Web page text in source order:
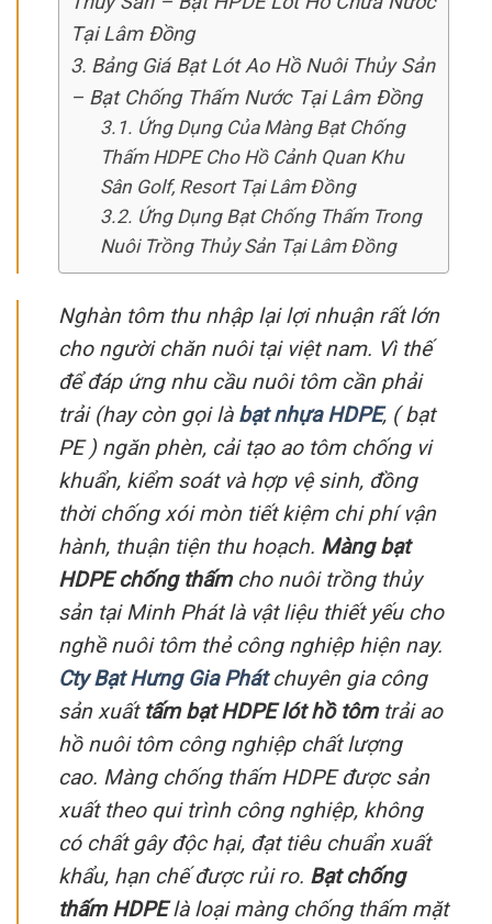
Tại Lâm Đồng
Bảng Giá Bạt Lót Ao Hồ Nuôi Thủy Sản
– Bạt Chống Thấm Nước Tại Lâm Đồng
Ứng Dụng Của Màng Bạt Chống
Thấm HDPE Cho Hồ Cảnh Quan Khu
Sân Golf, Resort Tại Lâm Đồng
Ứng Dụng Bạt Chống Thấm Trong
Nuôi Trồng Thủy Sản Tại Lâm Đồng
Nghàn tôm thu nhập lại lợi nhuận rất lớn
cho người chăn nuôi tại việt nam. Vì thế
để đáp ứng nhu cầu nuôi tôm cần phải
trải (hay còn gọi là bạt nhựa HDPE, ( bạt
PE ) ngăn phèn, cải tạo ao tôm chống vi
khuẩn, kiểm soát và hợp vệ sinh, đồng
thời chống xói mòn tiết kiệm chi phí vận
hành, thuận tiện thu hoạch. Màng bạt
HDPE chống thấmcho nuôi trồng thủy
sản tại Minh Phát là vật liệu thiết yếu cho
nghề nuôi tôm thẻ công nghiệp hiện nay.
Cty Bạt Hưng Gia Phátchuyên gia công
sản xuất tấm bạt HDPE lót hồ tômtrải ao
hồ nuôi tôm công nghiệp chất lượng
cao. Màng chống thấm HDPE được sản
xuất theo qui trình công nghiệp, không
có chất gây độc hại, đạt tiêu chuẩn xuất
khẩu, hạn chế được rủi ro. Bạt chống
thấm HDPElà loại màng chống thấm mặt